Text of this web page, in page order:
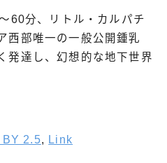
60分、リトル・カルパチ
西部唯一の一般公開鍾乳
発達し、幻想的な地下世界
BY 2.5, Link